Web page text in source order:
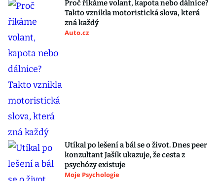
Proč říkáme volant, kapota nebo dálnice?
Takto vznikla motoristická slova, která
zná každý
Auto.cz
Utíkal po lešení a bál se o život. Dnes peer
konzultant Jašík ukazuje, že cesta z
psychózy existuje
Moje Psychologie